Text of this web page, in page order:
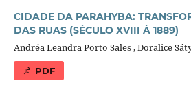
CIDADE DA PARAHYBA:
DAS RUAS (SÉCULO XVIII À 1889)
Andréa Leandra Porto Sales , Doralice
PDF